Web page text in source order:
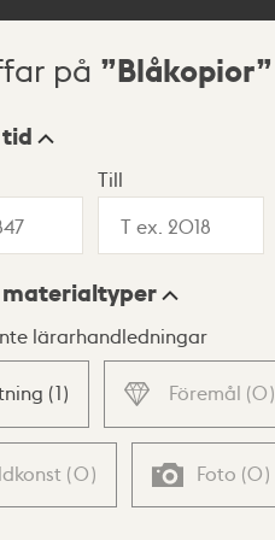
på Blåkopior
Karta
Till
lärarhandledningar
(1) Föremål (0)
(0) Foto (0)